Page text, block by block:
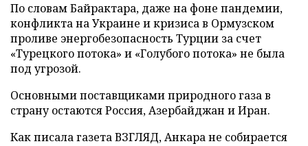
По словам Байрактара, даже на фоне пандемии,
конфликта на Украине и кризиса в Ормузском
проливе энергобезопасность Турции за счет
«Турецкого потока» и «Голубого потока» не была
под угрозой.
Основными поставщиками природного газа в
страну остаются Россия, Азербайджан и Иран.
Как писала газета ВЗГЛЯД, Анкара не собирается